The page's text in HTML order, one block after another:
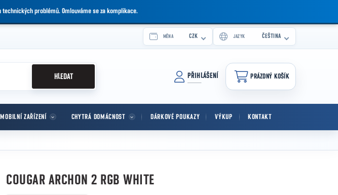
technických problémů. Omlouváme se za komplikace.
MĚNA CZK JAZYK ČEŠTINA
HLEDAT PŘIHLÁŠENÍ
NÁKUPNÍ KOŠÍK
PRÁZDNÝ KOŠÍK
MOBILNÍ ZAŘÍZENÍ CHYTRÁ DOMÁCNOST DÁRKOVÉ POUKAZY VÝKUP KONTAKT
COUGAR ARCHON 2 RGB WHITE